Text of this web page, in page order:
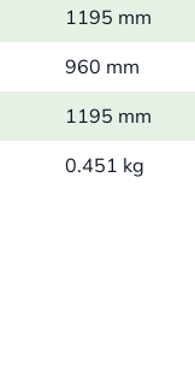
1195 mm
960 mm
1195 mm
0.451 kg